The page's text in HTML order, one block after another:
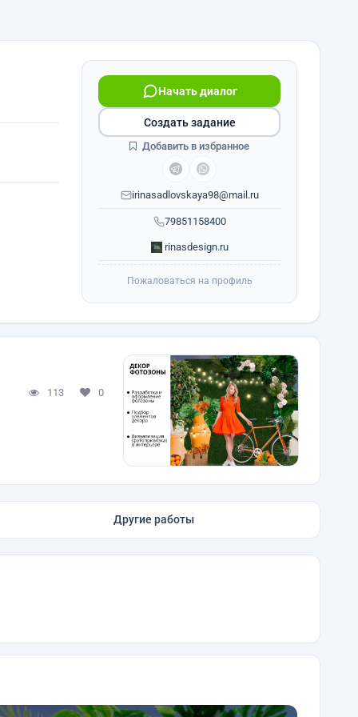
79851158400
Начать диалог
irinasadlovskaya98@mail.ru
rinasdesign.ru
Создать задание
Добавить в избранное
Пожаловаться на профиль
113 0
Другие работы